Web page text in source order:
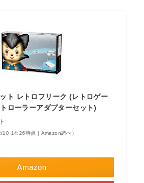
ト レトロフリーク (レトロゲー
ローラーアダプターセット)
10 14:26時点 | Amazon調べ）
Amazon